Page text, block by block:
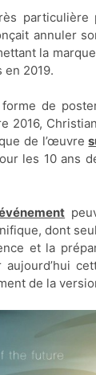
annuler
la
2019.
de
2016,
de l’œuvre
les 10 ans
dont
et la
de la